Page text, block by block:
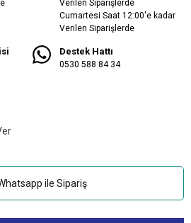
Verilen Siparişlerde
Cumartesi Saat 12:00'e kadar
Verilen Siparişlerde
Destek Hattı
0530 588 84 34
ile Sipariş